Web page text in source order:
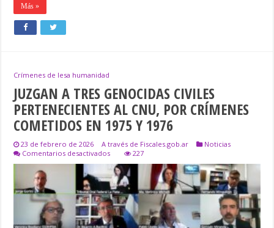
Más »
Crímenes de lesa humanidad
JUZGAN A TRES GENOCIDAS CIVILES
PERTENECIENTES AL CNU, POR CRÍMENES
COMETIDOS EN 1975 Y 1976
23 de febrero de 2026 A través de Fiscales.gob.ar
Noticias
Comentarios desactivadosen
JUZGAN
A
TRES
GENOCIDAS
CIVILES
PERTENECIENTES
AL
CNU,
227